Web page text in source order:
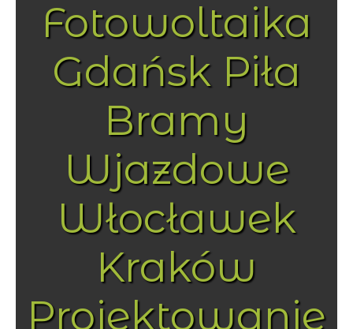
Fotowoltaika
Gdańsk Piła
Bramy
Wjazdowe
Włocławek
Kraków
Projektowanie